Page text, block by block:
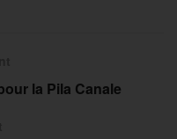
la Pila Canale